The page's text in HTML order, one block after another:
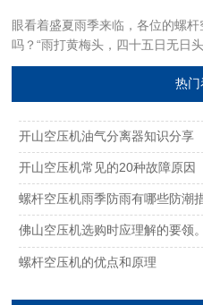
热门
开山空压机油气分离器知识分享
开山空压机常见的20种故障原因
螺杆空压机雨季防雨有哪些防潮
佛山空压机选购时应理解的要领。
螺杆空压机的优点和原理
眼看着盛夏雨季来临，各位的螺
吗？“雨打黄梅头，四十五日无日
而今年的北方也不甘落后，一连
的天儿，孩子的脸儿，说变就变
需要从哪些方面做好螺杆空压机的管理呢？1. 排
境，判断是否容易内涝。如果空
易发生内涝。